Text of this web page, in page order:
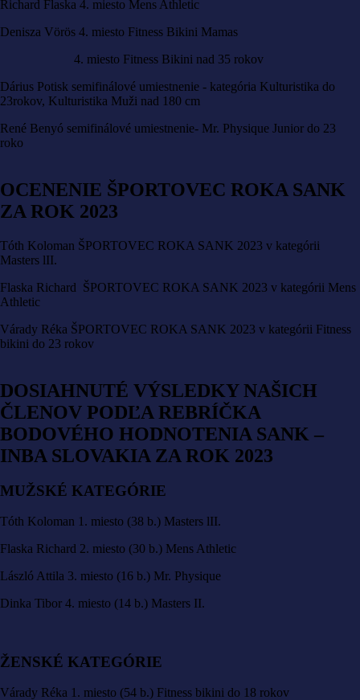
Richard Flaska 4. miesto Mens Athletic
Denisza Vörös 4. miesto Fitness Bikini Mamas
4. miesto Fitness Bikini nad 35 rokov
Dárius Potisk semifinálové umiestnenie - kategória Kulturistika do
23rokov, Kulturistika Muži nad 180 cm
René Benyó semifinálové umiestnenie- Mr. Physique Junior do 23
roko
OCENENIE ŠPORTOVEC ROKA SANK
ZA ROK 2023
Tóth Koloman ŠPORTOVEC ROKA SANK 2023 v kategórii
Masters lII.
Flaska Richard ŠPORTOVEC ROKA SANK 2023 v kategórii Mens
Athletic
Várady Réka ŠPORTOVEC ROKA SANK 2023 v kategórii Fitness
bikini do 23 rokov
DOSIAHNUTÉ VÝSLEDKY NAŠICH
ČLENOV PODĽA REBRÍČKA
BODOVÉHO HODNOTENIA SANK –
INBA SLOVAKIA ZA ROK 2023
MUŽSKÉ KATEGÓRIE
Tóth Koloman 1. miesto (38 b.) Masters lII.
Flaska Richard 2. miesto (30 b.) Mens Athletic
László Attila 3. miesto (16 b.) Mr. Physique
Dinka Tibor 4. miesto (14 b.) Masters II.
ŽENSKÉ KATEGÓRIE
Várady Réka 1. miesto (54 b.) Fitness bikini do 18 rokov